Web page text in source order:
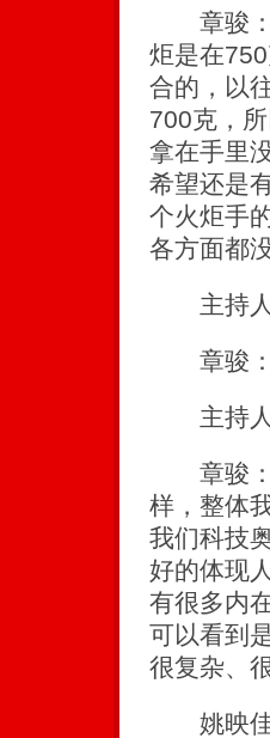
章骏：
炬是在
合的，以
700克，
拿在手里
希望还是
个火炬手
各方面都
主持人
章骏：
主持人
章骏：
样，整体
我们科技
好的体现
有很多内
可以看到
很复杂、
姚映佳